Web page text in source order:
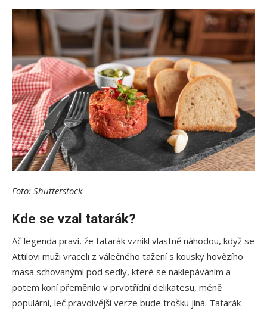
Foto: Shutterstock
Kde se vzal tatarák?
Ač legenda praví, že tatarák vznikl vlastně náhodou, když se
Attilovi muži vraceli z válečného tažení s kousky hovězího
masa schovanými pod sedly, které se naklepáváním a
potem koní přeměnilo v prvotřídní delikatesu, méně
populární, leč pravdivější verze bude trošku jiná. Tatarák